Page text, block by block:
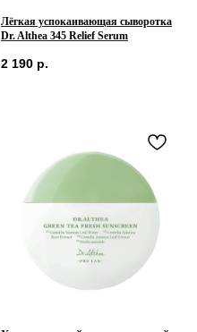
Лёгкая успокаивающая сыворотка
Dr. Althea 345 Relief Serum
2 190 р.